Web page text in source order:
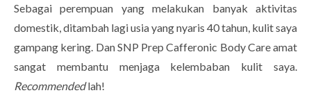
Sebagai perempuan yang melakukan banyak aktivitas
domestik, ditambah lagi usia yang nyaris 40 tahun, kulit saya
gampang kering. Dan SNP Prep Cafferonic Body Care amat
sangat membantu menjaga kelembaban kulit saya.
Recommendedlah!